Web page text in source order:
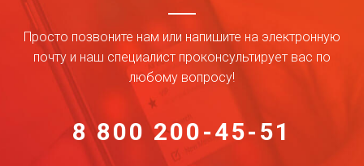
Просто позвоните нам или напишите на электронную
почту и наш специалист проконсультирует вас по
любому вопросу!
8 800 200-45-51